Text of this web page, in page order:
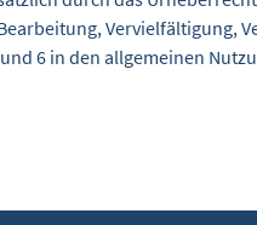
Vervielfältigung,
6 in den allgemeinen